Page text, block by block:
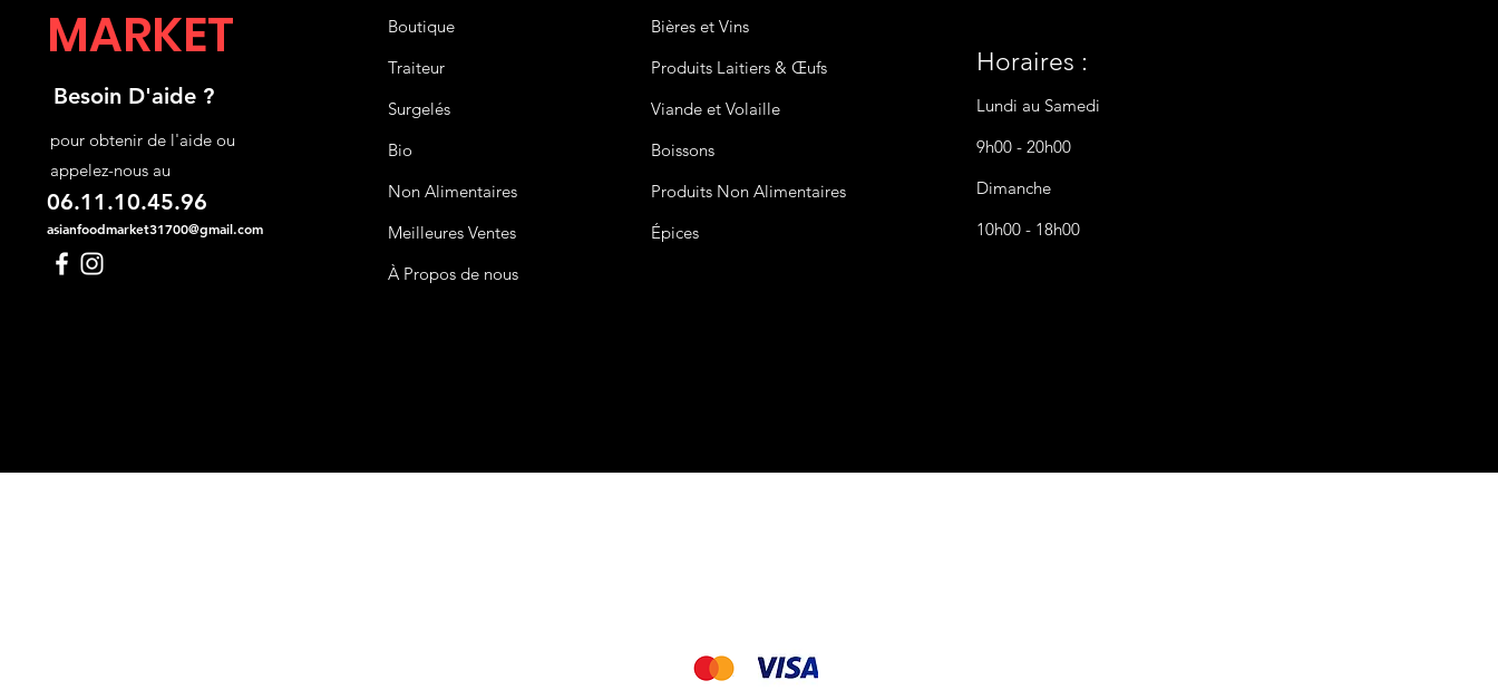
MARKET
Besoin D'aide ?
pour obtenir de l'aide ou
appelez-nous au
06.11.10.45.96
asianfoodmarket31700@gmail.com
Boutique
Traiteur
Surgelés
Bio
Non Alimentaires
Meilleures Ventes
À Propos de nous
Bièreset Vins
Produits Laitiers & Œufs
Viande et Volaille
Boissons
Produits Non Alimentaires
Épices
Horaires :
Lundi au Samedi
9h00 - 20h00
Dimanche
10h00 - 18h00